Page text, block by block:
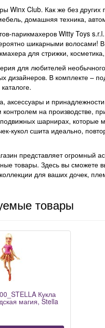
Winx Club. Как же без
домашняя техника,
парикмахеров Witty Toys
шикарными волосами!
для стрижки,
для любителей
дизайнеров. В комплекте –
аксессуары и
на производстве,
шарнирах, которые
кукол сшита идеально,
представляет огромный
товары. Здесь вы сможете
для ваших дочек,
товары
Кукла
магия, Stella